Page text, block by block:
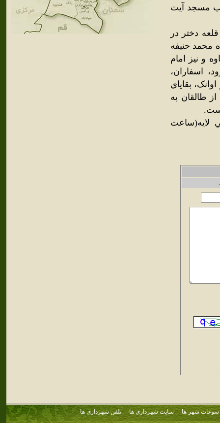
مسجد آيت
دختر در
محمد حنيفه
و نيز امام
اسفاران،
بقاياي
طالقان به
لايه(ساعت
سوغات شهر ها سایت شهرداری ها تلفن شهرداری ها